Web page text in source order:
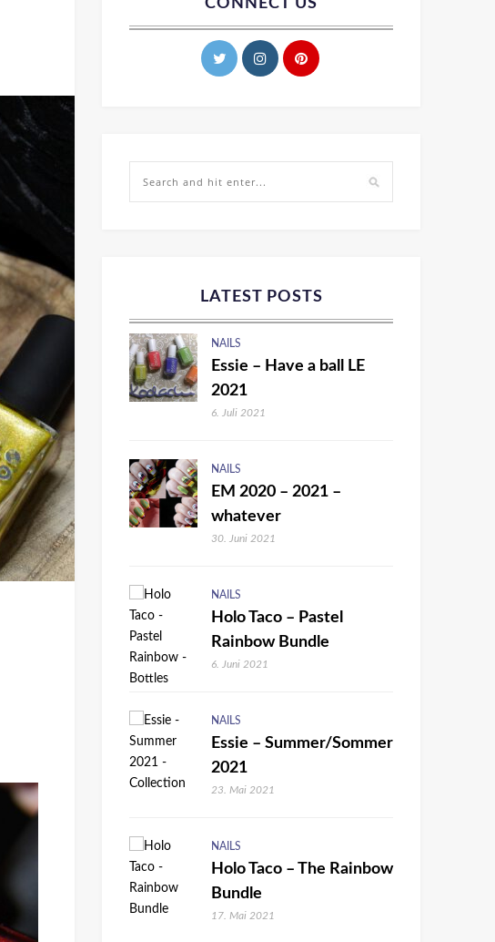
CONNECT US
LATEST POSTS
NAILS
Essie – Have a ball LE
2021
6. Juli 2021
NAILS
EM 2020 – 2021 –
whatever
30. Juni 2021
NAILS
Holo Taco – Pastel
Rainbow Bundle
6. Juni 2021
NAILS
Essie – Summer/Sommer
2021
23. Mai 2021
NAILS
Holo Taco – The Rainbow
Bundle
17. Mai 2021